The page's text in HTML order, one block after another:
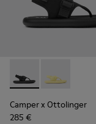
Camper xCamper x
Camper x Ottolinger
285 €